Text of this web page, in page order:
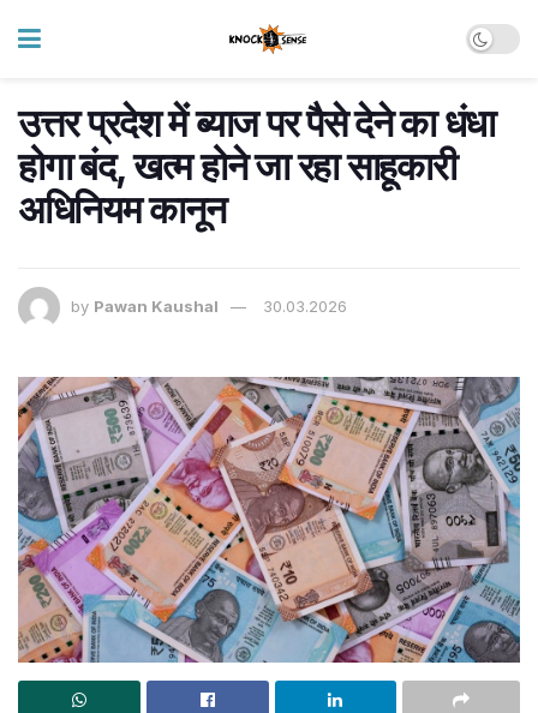
उत्तर प्रदेश में ब्याज पर पैसे देने का धंधा
होगा बंद, खत्म होने जा रहा साहूकारी
अधिनियम कानून
by Pawan Kaushal 30.03.2026